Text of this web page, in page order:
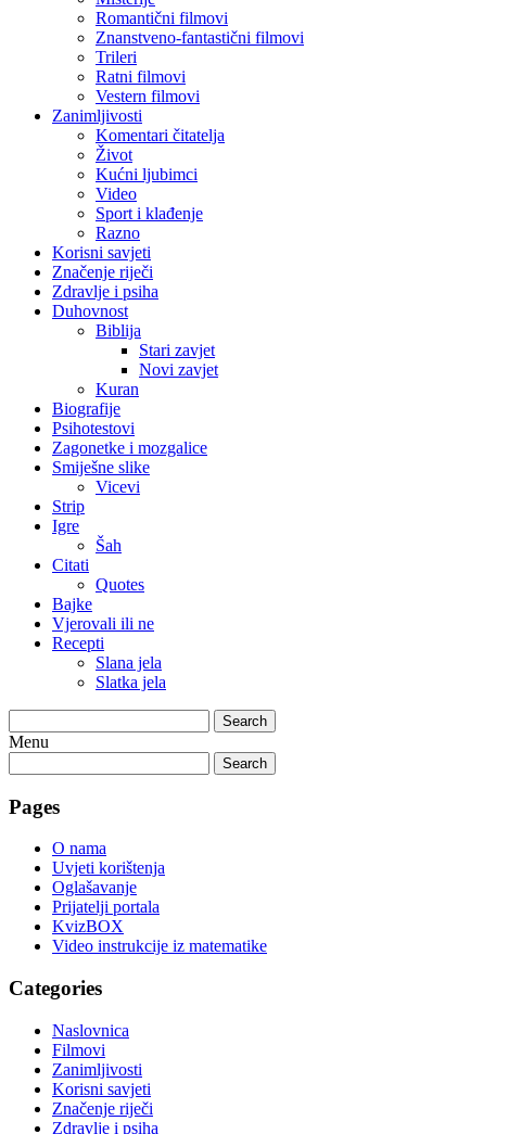
Romantični filmovi
Znanstveno-fantastični filmovi
Trileri
Ratni filmovi
Vestern filmovi
Zanimljivosti
Komentari čitatelja
Život
Kućni ljubimci
Video
Sport i klađenje
Razno
Korisni savjeti
Značenje riječi
Zdravlje i psiha
Duhovnost
Biblija
Stari zavjet
Novi zavjet
Kuran
Biografije
Psihotestovi
Zagonetke i mozgalice
Smiješne slike
Vicevi
Strip
Igre
Šah
Citati
Quotes
Bajke
Vjerovali ili ne
Recepti
Slana jela
Slatka jela
Search
Menu
Search
Pages
O nama
Uvjeti korištenja
Oglašavanje
Prijatelji portala
KvizBOX
Video instrukcije iz matematike
Categories
Naslovnica
Filmovi
Zanimljivosti
Korisni savjeti
Značenje riječi
Zdravlje i psiha